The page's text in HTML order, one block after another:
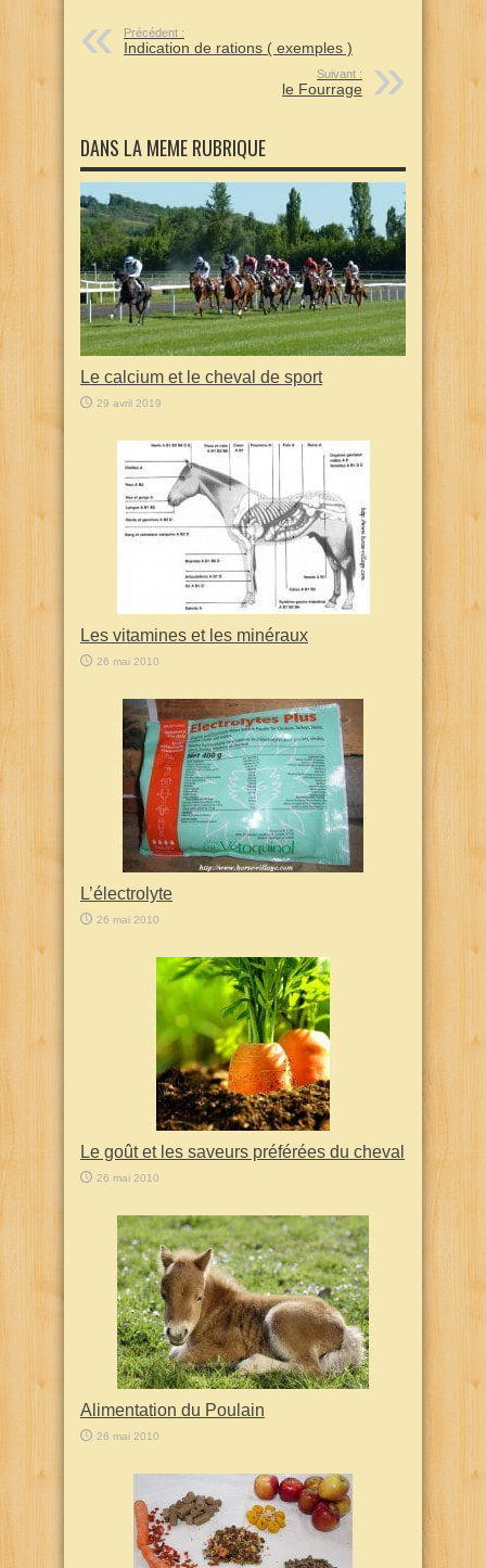
Précédent :
Indication de rations ( exemples )
Suivant :
le Fourrage
DANS LA MEME RUBRIQUE
Le calcium et le cheval de sport
29 avril 2019
Les vitamines et les minéraux
26 mai 2010
L’électrolyte
26 mai 2010
Le goût et les saveurs préférées du cheval
26 mai 2010
Alimentation du Poulain
26 mai 2010